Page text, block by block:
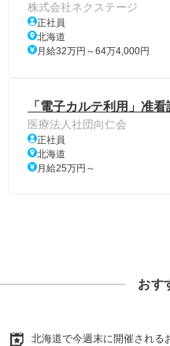
株式会社ネクステージ
正社員
北海道
月給32万円～64万4,000円
「電子カルテ利用」准
医療法人社団向仁会
正社員
北海道
月給25万円～
おす
北海道で今週末に開催される